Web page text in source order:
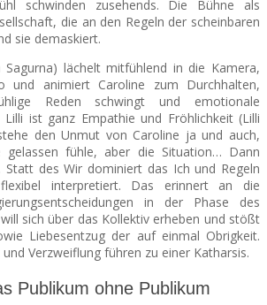
schwinden zusehends. Die Bühne als
die an den Regeln der scheinbaren
sie demaskiert.
Sagurna) lächelt mitfühlend in die Kamera,
und animiert Caroline zum Durchhalten,
Reden schwingt und emotionale
Lilli ist ganz Empathie und Fröhlichkeit (Lilli
den Unmut von Caroline ja und auch,
gelassen fühle, aber die Situation… Dann
des Wir dominiert das Ich und Regeln
interpretiert. Das erinnert an die
in der Phase des
sich über das Kollektiv erheben und stößt
Liebesentzug der auf einmal Obrigkeit.
Verzweiflung führen zu einer Katharsis.
Publikum ohne Publikum